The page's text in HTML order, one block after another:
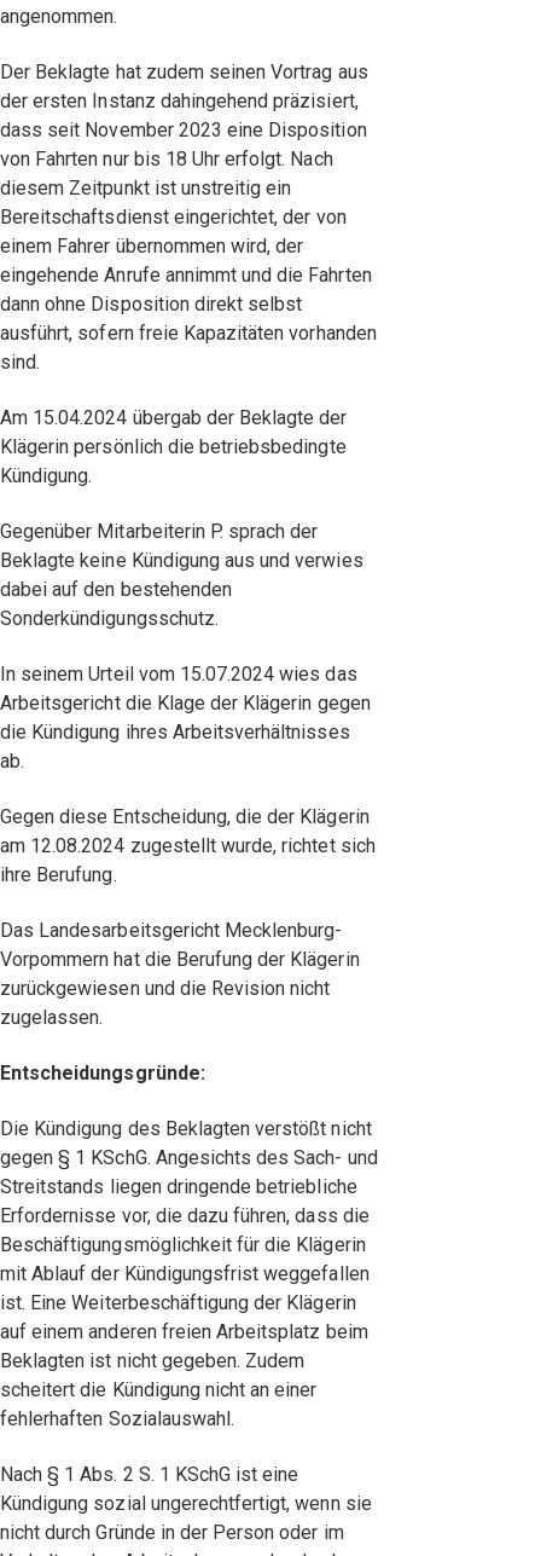
angenommen.
Der Beklagte hat zudem seinen Vortrag aus
der ersten Instanz dahingehend präzisiert,
dass seit November 2023 eine Disposition
von Fahrten nur bis 18 Uhr erfolgt. Nach
diesem Zeitpunkt ist unstreitig ein
Bereitschaftsdienst eingerichtet, der von
einem Fahrer übernommen wird, der
eingehende Anrufe annimmt und die Fahrten
dann ohne Disposition direkt selbst
ausführt, sofern freie Kapazitäten vorhanden
sind.
Am 15.04.2024 übergab der Beklagte der
Klägerin persönlich die betriebsbedingte
Kündigung.
Gegenüber Mitarbeiterin P. sprach der
Beklagte keine Kündigung aus und verwies
dabei auf den bestehenden
Sonderkündigungsschutz.
In seinem Urteil vom 15.07.2024 wies das
Arbeitsgericht die Klage der Klägerin gegen
die Kündigung ihres Arbeitsverhältnisses
ab.
Gegen diese Entscheidung, die der Klägerin
am 12.08.2024 zugestellt wurde, richtet sich
ihre Berufung.
Das Landesarbeitsgericht Mecklenburg-
Vorpommern hat die Berufung der Klägerin
zurückgewiesen und die Revision nicht
zugelassen.
Entscheidungsgründe:
Die Kündigung des Beklagten verstößt nicht
gegen § 1 KSchG. Angesichts des Sach- und
Streitstands liegen dringende betriebliche
Erfordernisse vor, die dazu führen, dass die
Beschäftigungsmöglichkeit für die Klägerin
mit Ablauf der Kündigungsfrist weggefallen
ist. Eine Weiterbeschäftigung der Klägerin
auf einem anderen freien Arbeitsplatz beim
Beklagten ist nicht gegeben. Zudem
scheitert die Kündigung nicht an einer
fehlerhaften Sozialauswahl.
Nach § 1 Abs. 2 S. 1 KSchG ist eine
Kündigung sozial ungerechtfertigt, wenn sie
nicht durch Gründe in der Person oder im